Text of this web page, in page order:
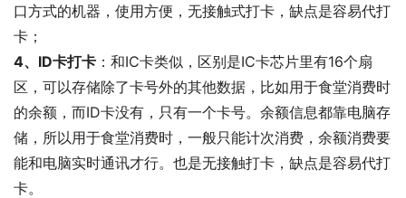
口方式的机器，使用方便，无接触式打卡，缺点是容易代打
卡；
4、ID卡打卡 ：和IC卡类似，区别是IC卡芯片里有16个扇
区，可以存储除了卡号外的其他数据，比如用于食堂消费时
的余额，而ID卡没有，只有一个卡号。余额信息都靠电脑存
储，所以用于食堂消费时，一般只能计次消费，余额消费要
能和电脑实时通讯才行。也是无接触打卡，缺点是容易代打
卡。